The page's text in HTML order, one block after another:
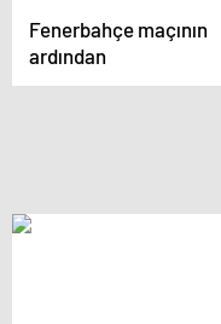
Fenerbahçe maçının
ardından